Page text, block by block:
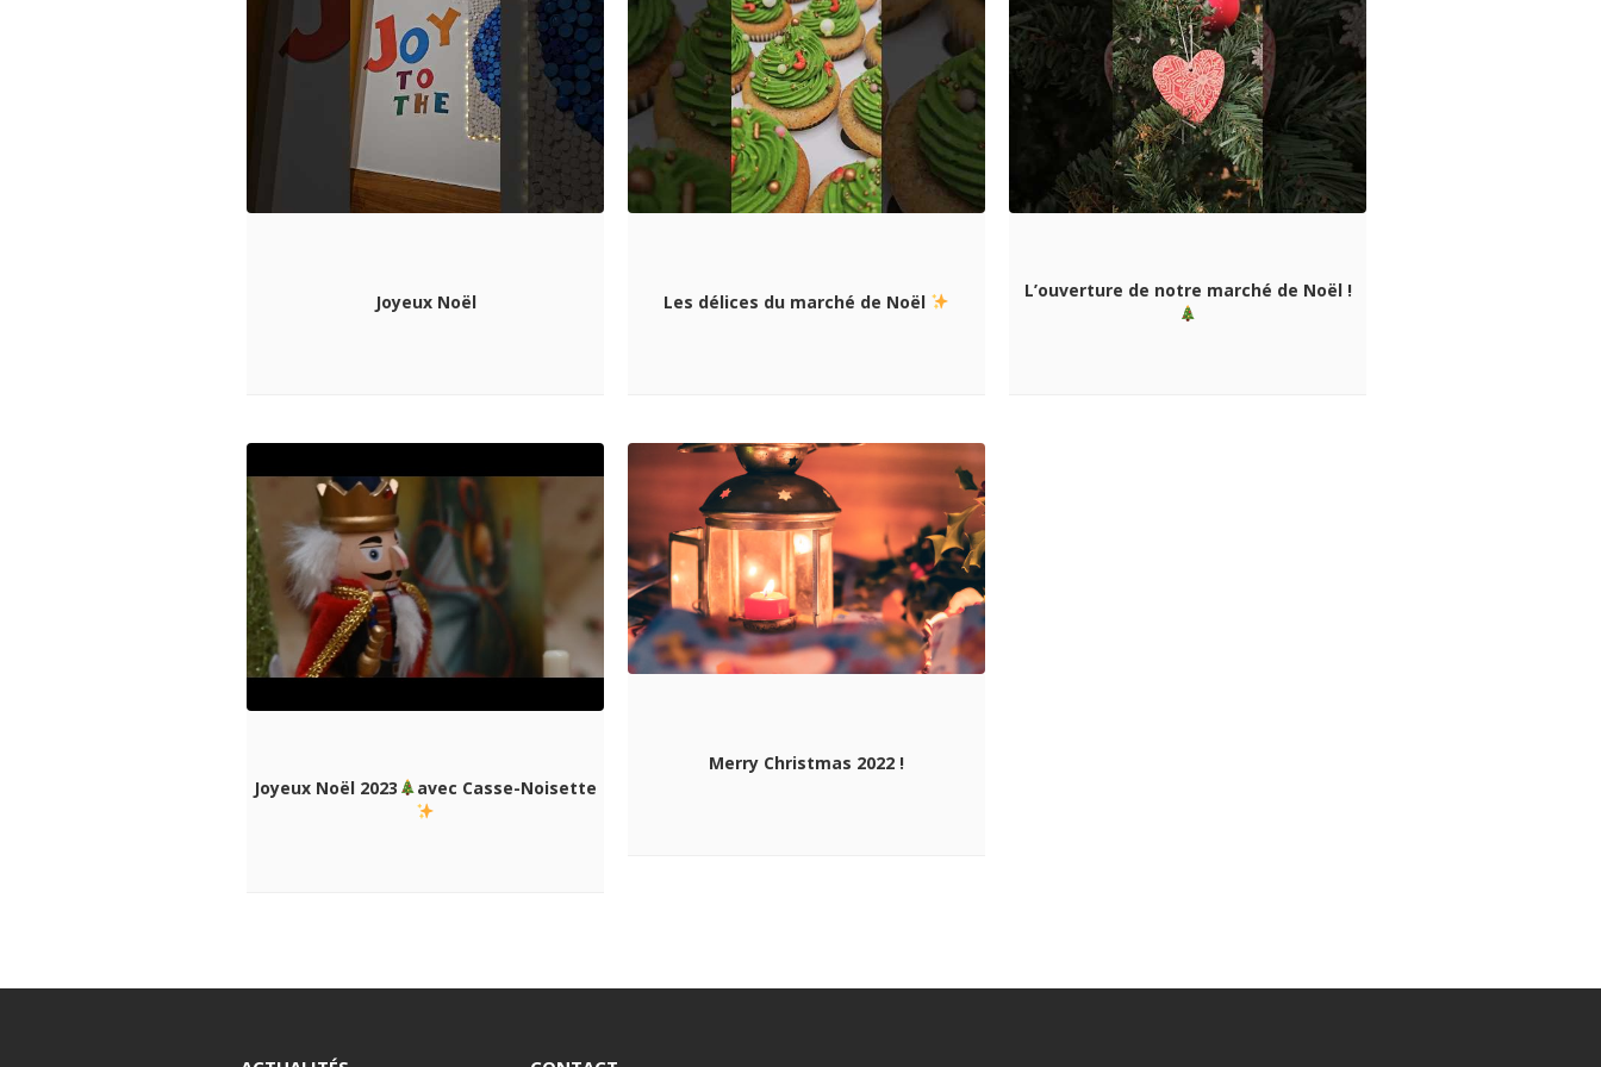
Joyeux Noël Les délices du marché de Noël
L’ouverture de notre marché de Noël !
Joyeux Noël 2023 avec Casse-Noisette
Merry Christmas 2022 !